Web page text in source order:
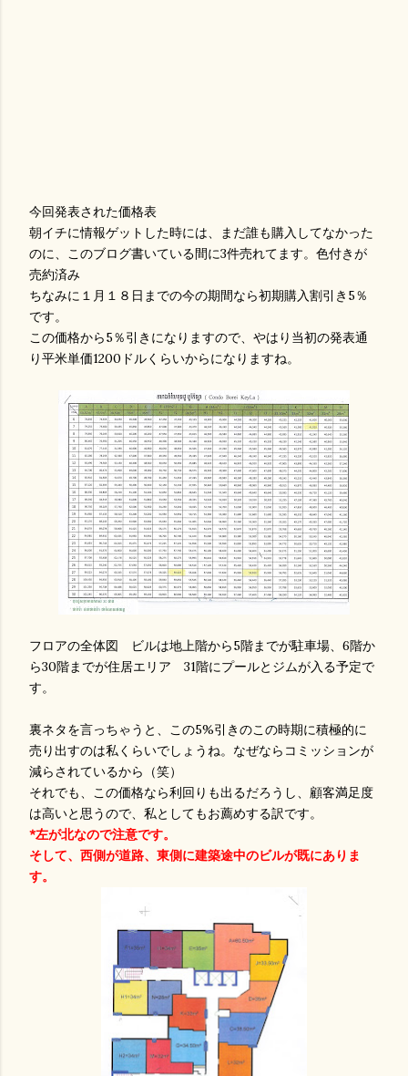
今回発表された価格表
朝イチに情報ゲットした時には、まだ誰も購入してなかった
のに、このブログ書いている間に3件売れてます。色付きが
売約済み
ちなみに１月１８日までの今の期間なら初期購入割引き5％
です。
この価格から5％引きになりますので、やはり当初の発表通
り平米単価1200ドルくらいからになりますね。
フロアの全体図 ビルは地上階から5階までが駐車場、6階か
ら30階までが住居エリア 31階にプールとジムが入る予定で
す。
裏ネタを言っちゃうと、この5%引きのこの時期に積極的に
売り出すのは私くらいでしょうね。なぜならコミッションが
減らされているから（笑）
それでも、この価格なら利回りも出るだろうし、顧客満足度
は高いと思うので、私としてもお薦めする訳です。
*左が北なので注意です。
そして、西側が道路、東側に建築途中のビルが既にありま
す。